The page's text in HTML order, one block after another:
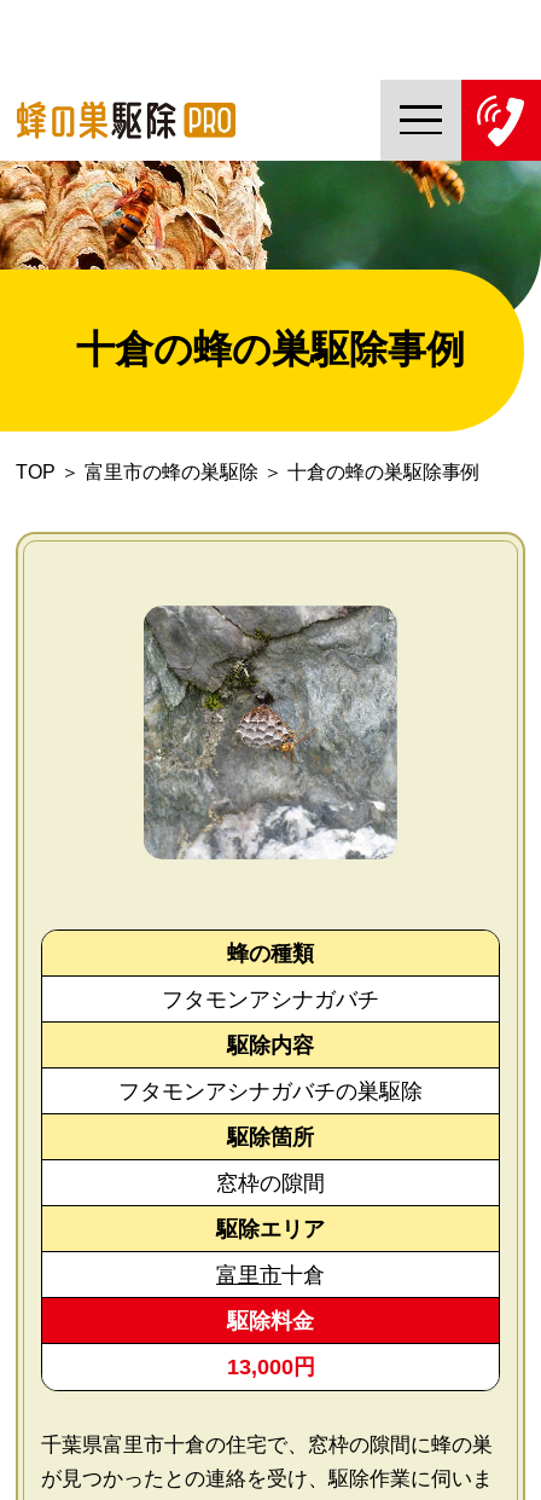
TOP
蜂の巣駆除PROについて
蜂の巣駆除ご依頼の流れ
対応エリア一覧
会社概要
お問い合わせ
個人情報保護方針
十倉の蜂の巣駆除事例
TOP ＞ 富里市の蜂の巣駆除 ＞ 十倉の蜂の巣駆除事例
蜂の種類
フタモンアシナガバチ
駆除内容
フタモンアシナガバチの巣駆除
駆除箇所
窓枠の隙間
駆除エリア
富里市十倉
駆除料金
13,000円
千葉県富里市十倉の住宅で、窓枠の隙間に蜂の巣
が見つかったとの連絡を受け、駆除作業に伺いま